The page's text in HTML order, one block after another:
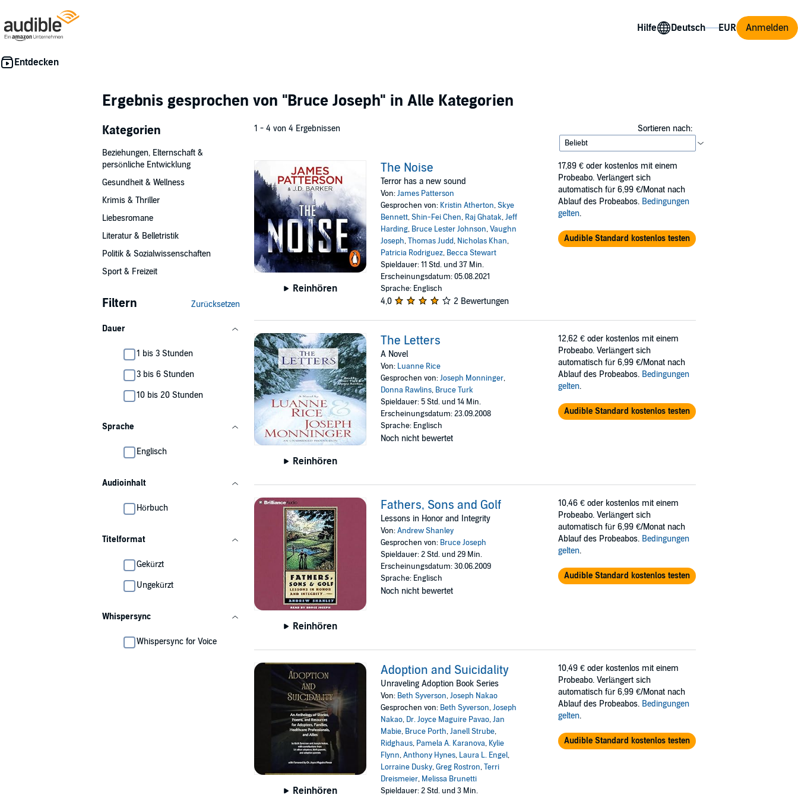
Hilfe Anmelden
Ergebnis gesprochen von "Bruce Joseph" in Alle Kategorien
Kategorien
Beziehungen, Elternschaft &
persönliche Entwicklung
Gesundheit & Wellness
Krimis & Thriller
Liebesromane
Literatur & Belletristik
Politik & Sozialwissenschaften
Sport & Freizeit
Filtern Zurücksetzen
Dauer
1 bis 3 Stunden
3 bis 6 Stunden
10 bis 20 Stunden
Sprache
Englisch
Audioinhalt
Hörbuch
Titelformat
Gekürzt
Ungekürzt
Whispersync
Whispersync for Voice
1 - 4 von 4 Ergebnissen Sortieren nach:
Reinhören
The Noise
Terror has a new sound
Von:James Patterson
Gesprochen von: Kristin Atherton,Skye
Bennett,Shin-Fei Chen, Raj Ghatak,Jeff
Harding, Bruce Lester Johnson,Vaughn
Joseph,Thomas Judd, Nicholas Khan,
Patricia Rodriguez, Becca Stewart
Spieldauer: 11 Std. und 37 Min.
Erscheinungsdatum: 05.08.2021
Sprache: Englisch
4,0 2 Bewertungen
17,89 € oder kostenlos mit einem
Probeabo. Verlängert sich
automatisch für 6,99 €/Monat nach
Ablauf des Probeabos. Bedingungen
gelten.
Audible Standard kostenlos testen
Reinhören
The Letters
A Novel
Von: Luanne Rice
Gesprochen von:Joseph Monninger,
Donna Rawlins, Bruce Turk
Spieldauer: 5 Std. und 14 Min.
Erscheinungsdatum: 23.09.2008
Sprache: Englisch
Noch nicht bewertet
12,62 € oder kostenlos mit einem
Probeabo. Verlängert sich
automatisch für 6,99 €/Monat nach
Ablauf des Probeabos. Bedingungen
gelten.
Audible Standard kostenlos testen
Reinhören
Fathers, Sons and Golf
Lessons in Honor and Integrity
Von:Andrew Shanley
Gesprochen von: Bruce Joseph
Spieldauer: 2 Std. und 29 Min.
Erscheinungsdatum: 30.06.2009
Sprache: Englisch
Noch nicht bewertet
10,46 € oder kostenlos mit einem
Probeabo. Verlängert sich
automatisch für 6,99 €/Monat nach
Ablauf des Probeabos. Bedingungen
gelten.
Audible Standard kostenlos testen
Reinhören
Adoption and Suicidality
Unraveling Adoption Book Series
Von: Beth Syverson,Joseph Nakao
Gesprochen von: Beth Syverson,Joseph
Nakao, Dr. Joyce Maguire Pavao,Jan
Mabie, Bruce Porth,Janell Strube,
Ridghaus, Pamela A. Karanova, Kylie
Flynn,Anthony Hynes, Laura L. Engel,
Lorraine Dusky,Greg Rostron,Terri
Dreismeier, Melissa Brunetti
Spieldauer: 2 Std. und 3 Min.
10,49 € oder kostenlos mit einem
Probeabo. Verlängert sich
automatisch für 6,99 €/Monat nach
Ablauf des Probeabos. Bedingungen
gelten.
Audible Standard kostenlos testen